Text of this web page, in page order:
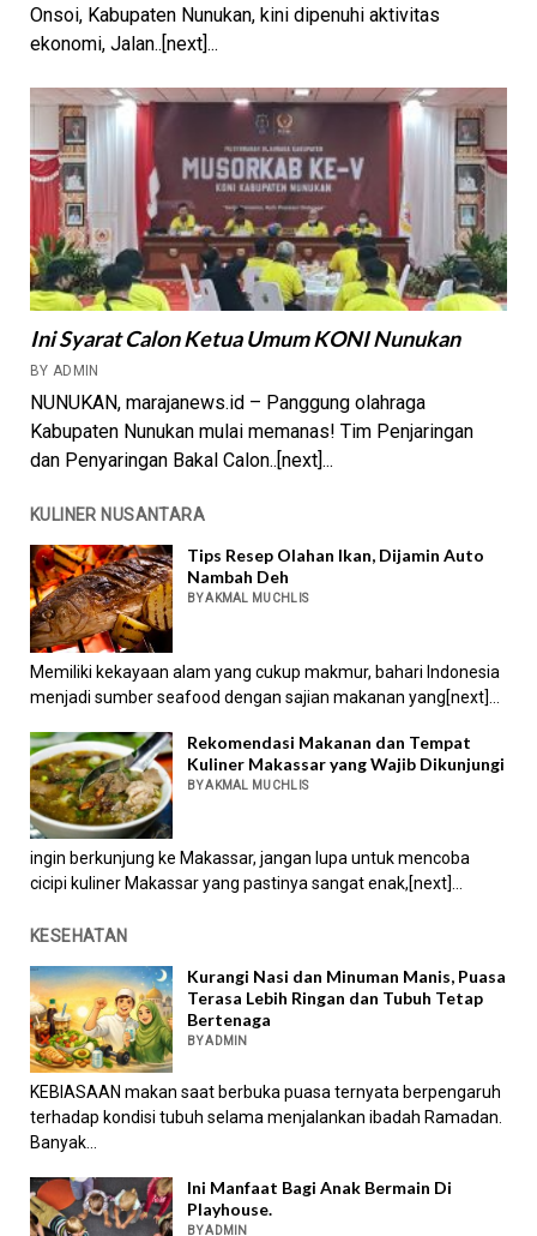
Onsoi, Kabupaten Nunukan, kini dipenuhi aktivitas
ekonomi, Jalan..[next]...
Ini Syarat Calon Ketua Umum KONI Nunukan
BY ADMIN
NUNUKAN, marajanews.id – Panggung olahraga
Kabupaten Nunukan mulai memanas! Tim Penjaringan
dan Penyaringan Bakal Calon..[next]...
KULINER NUSANTARA
Tips Resep Olahan Ikan, Dijamin Auto
Nambah Deh
BY AKMAL MUCHLIS
Memiliki kekayaan alam yang cukup makmur, bahari Indonesia
menjadi sumber seafood dengan sajian makanan yang[next]...
Rekomendasi Makanan dan Tempat
Kuliner Makassar yang Wajib Dikunjungi
BY AKMAL MUCHLIS
ingin berkunjung ke Makassar, jangan lupa untuk mencoba
cicipi kuliner Makassar yang pastinya sangat enak,[next]...
KESEHATAN
Kurangi Nasi dan Minuman Manis, Puasa
Terasa Lebih Ringan dan Tubuh Tetap
Bertenaga
BY ADMIN
KEBIASAAN makan saat berbuka puasa ternyata berpengaruh
terhadap kondisi tubuh selama menjalankan ibadah Ramadan.
Banyak...
Ini Manfaat Bagi Anak Bermain Di
Playhouse.
BY ADMIN